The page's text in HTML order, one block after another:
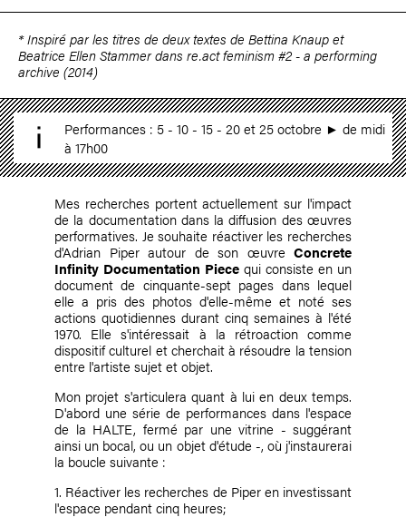
* Inspiré par les titres de deux textes de Bettina Knaup et
Beatrice Ellen Stammer dans re.act feminism #2 - a performing
archive (2014)
Performances : 5 - 10 - 15 - 20 et 25 octobre ► de midi
à 17h00
Mes recherches portent actuellement sur l'impact
de la documentation dans la diffusion des œuvres
performatives. Je souhaite réactiver les recherches
d'Adrian Piper autour de son œuvre Concrete
Infinity Documentation Piece qui consiste en un
document de cinquante-sept pages dans lequel
elle a pris des photos d'elle-même et noté ses
actions quotidiennes durant cinq semaines à l'été
1970. Elle s'intéressait à la rétroaction comme
dispositif culturel et cherchait à résoudre la tension
entre l'artiste sujet et objet.
Mon projet s'articulera quant à lui en deux temps.
D'abord une série de performances dans l'espace
de la HALTE, fermé par une vitrine - suggérant
ainsi un bocal, ou un objet d'étude -, où j'instaurerai
la boucle suivante :
1. Réactiver les recherches de Piper en investissant
l'espace pendant cinq heures;